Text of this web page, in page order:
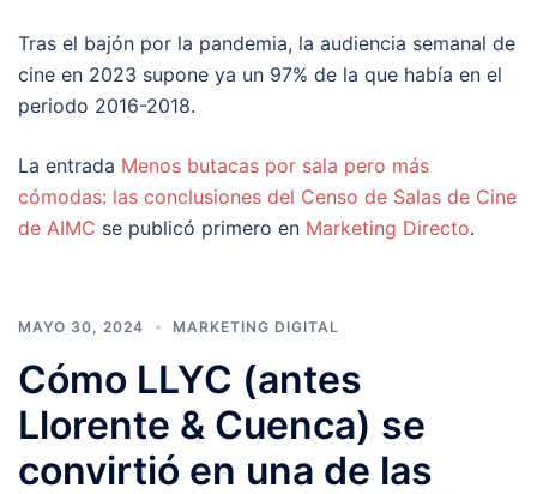
Tras el bajón por la pandemia, la audiencia semanal de
cine en 2023 supone ya un 97% de la que había en el
periodo 2016-2018.
La entrada Menos butacas por sala pero más
cómodas: las conclusiones del Censo de Salas de Cine
de AIMC se publicó primero en Marketing Directo.
MAYO 30, 2024 MARKETING DIGITAL
Cómo LLYC (antes
Llorente & Cuenca) se
convirtió en una de las